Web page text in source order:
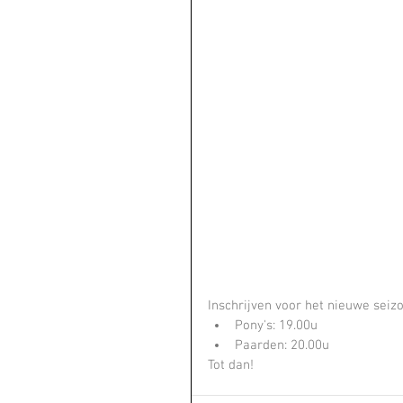
Inschrijven voor het nieuwe
Pony's: 19.00u
Paarden: 20.00u
Tot dan!